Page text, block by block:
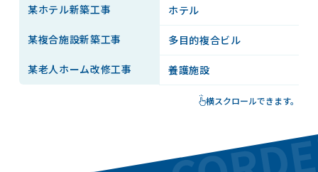
某ホテル新築工事 ホテル
某複合施設新築工事 多目的複合ビル
某老人ホーム改修工事 養護施設
横スクロールできます。